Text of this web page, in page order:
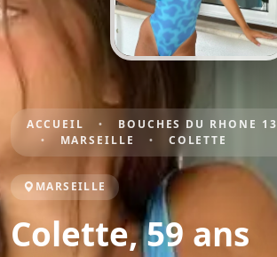
ACCUEIL
BOUCHES DU RHONE 13
MARSEILLE
COLETTE
MARSEILLE
Colette, 59 ans